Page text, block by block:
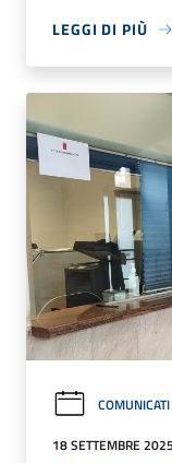
LEGGI DI PIÙ
COMUNICATI
18 SETTEMBRE 2025